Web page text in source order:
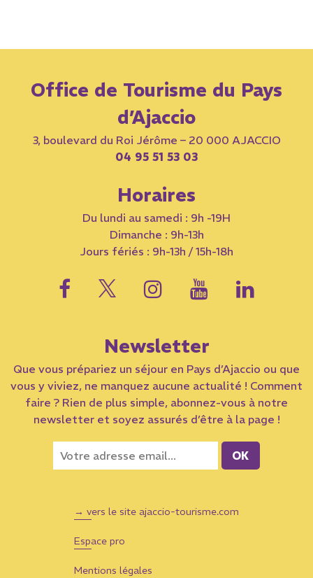
Office de Tourisme du Pays
d’Ajaccio
3, boulevard du Roi Jérôme – 20 000 AJACCIO
04 95 51 53 03
Horaires
Du lundi au samedi : 9h -19H
Dimanche : 9h-13h
Jours fériés : 9h-13h / 15h-18h
Newsletter
Que vous prépariez un séjour en Pays d’Ajaccio ou que
vous y viviez, ne manquez aucune actualité ! Comment
faire ? Rien de plus simple, abonnez-vous à notre
newsletter et soyez assurés d’être à la page !
→ vers le site ajaccio-tourisme.com
Espace pro
Mentions légales